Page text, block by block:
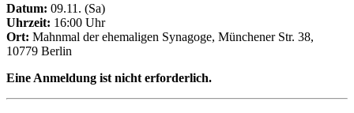
Datum: 09.11. (Sa)
Uhrzeit: 16:00 Uhr
Ort: Mahnmal der ehemaligen Synagoge, Münchener Str. 38,
10779 Berlin
Eine Anmeldung ist nicht erforderlich.